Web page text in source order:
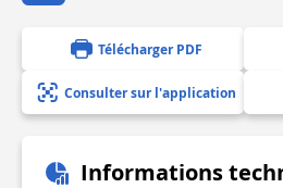
Télécharger PDF
Consulter sur l'application
Informations